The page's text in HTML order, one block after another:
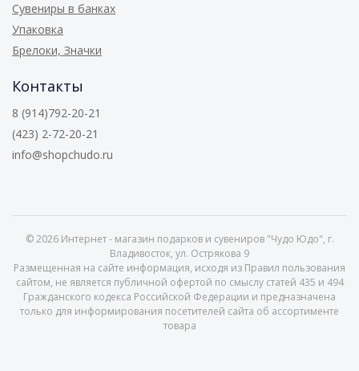
Сувениры в банках
Упаковка
Брелоки, Значки
Контакты
8 (914)792-20-21
(423) 2-72-20-21
info@shopchudo.ru
© 2026 Интернет - магазин подарков и сувениров "Чудо Юдо", г.
Владивосток, ул. Острякова 9
Размещенная на сайте информация, исходя из Правил пользования
сайтом, не является публичной офертой по смыслу статей 435 и 494
Гражданского кодекса Российской Федерации и предназначена
только для информирования посетителей сайта об ассортименте
товара